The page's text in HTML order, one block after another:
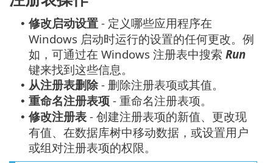
• 修改启动设置 - 定义哪些应用程序在
Windows 启动时运行的设置的任何更改。例
如，可通过在 Windows 注册表中搜索 Run
键来找到这些信息。
• 从注册表删除 - 删除注册表项或其值。
• 重命名注册表项 - 重命名注册表项。
• 修改注册表 - 创建注册表项的新值、更改现
有值、在数据库树中移动数据，或设置用户
或组对注册表项的权限。